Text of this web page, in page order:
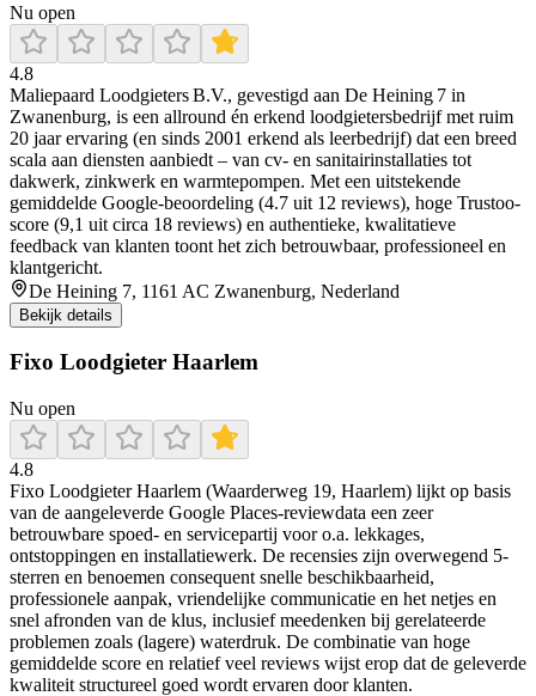
Nu open
4.8
Maliepaard Loodgieters B.V., gevestigd aan De Heining 7 in
Zwanenburg, is een allround én erkend loodgietersbedrijf met ruim
20 jaar ervaring (en sinds 2001 erkend als leerbedrijf) dat een breed
scala aan diensten aanbiedt – van cv- en sanitairinstallaties tot
dakwerk, zinkwerk en warmtepompen. Met een uitstekende
gemiddelde Google-beoordeling (4.7 uit 12 reviews), hoge Trustoo-
score (9,1 uit circa 18 reviews) en authentieke, kwalitatieve
feedback van klanten toont het zich betrouwbaar, professioneel en
klantgericht.
De Heining 7, 1161 AC Zwanenburg, Nederland
Bekijk details
Fixo Loodgieter Haarlem
Nu open
4.8
Fixo Loodgieter Haarlem (Waarderweg 19, Haarlem) lijkt op basis
van de aangeleverde Google Places-reviewdata een zeer
betrouwbare spoed- en servicepartij voor o.a. lekkages,
ontstoppingen en installatiewerk. De recensies zijn overwegend 5-
sterren en benoemen consequent snelle beschikbaarheid,
professionele aanpak, vriendelijke communicatie en het netjes en
snel afronden van de klus, inclusief meedenken bij gerelateerde
problemen zoals (lagere) waterdruk. De combinatie van hoge
gemiddelde score en relatief veel reviews wijst erop dat de geleverde
kwaliteit structureel goed wordt ervaren door klanten.